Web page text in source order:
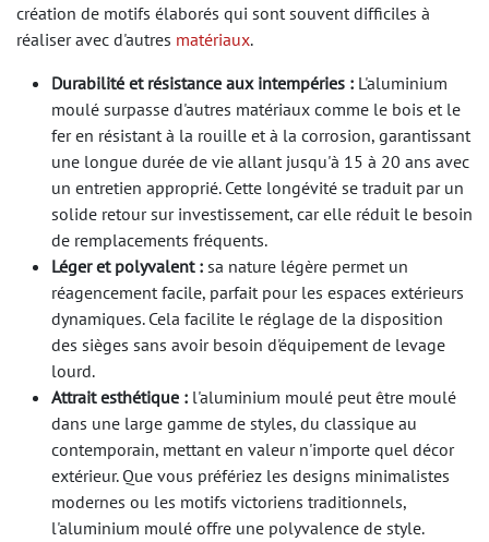
création de motifs élaborés qui sont souvent difficiles à
réaliser avec d'autres matériaux.
Durabilité et résistance aux intempéries : L'aluminium
moulé surpasse d'autres matériaux comme le bois et le
fer en résistant à la rouille et à la corrosion, garantissant
une longue durée de vie allant jusqu'à 15 à 20 ans avec
un entretien approprié. Cette longévité se traduit par un
solide retour sur investissement, car elle réduit le besoin
de remplacements fréquents.
Léger et polyvalent : sa nature légère permet un
réagencement facile, parfait pour les espaces extérieurs
dynamiques. Cela facilite le réglage de la disposition
des sièges sans avoir besoin d'équipement de levage
lourd.
Attrait esthétique : l'aluminium moulé peut être moulé
dans une large gamme de styles, du classique au
contemporain, mettant en valeur n'importe quel décor
extérieur. Que vous préfériez les designs minimalistes
modernes ou les motifs victoriens traditionnels,
l'aluminium moulé offre une polyvalence de style.